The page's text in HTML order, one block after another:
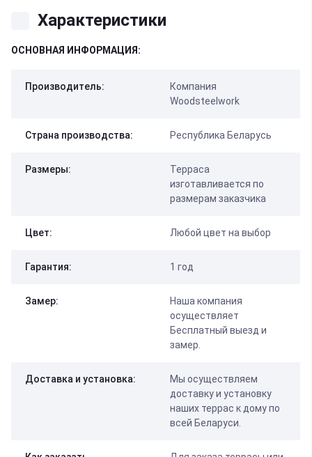
Характеристики
ОСНОВНАЯ ИНФОРМАЦИЯ:
Производитель:
Компания
Woodsteelwork
Страна производства: Республика Беларусь
Размеры:
Терраса
изготавливается по
размерам заказчика
Цвет: Любой цвет на выбор
Гарантия: 1 год
Замер:
Наша компания
осуществляет
Бесплатный выезд и
замер.
Доставка и установка:
Мы осуществляем
доставку и установку
наших террас к дому по
всей Беларуси.